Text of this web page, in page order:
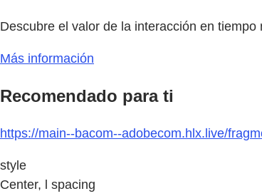
Descubre el valor de la interacción en
Más información
Recomendado para ti
https://main--bacom--adobecom.hlx.live/
style
Center, l spacing